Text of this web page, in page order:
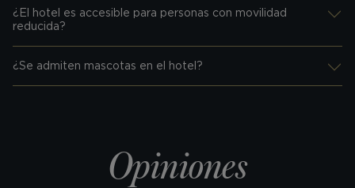
¿El hotel es accesible para personas con movilidad
reducida?
Desplegar información
¿Se admiten mascotas en el hotel?
Desplegar información
opiniones